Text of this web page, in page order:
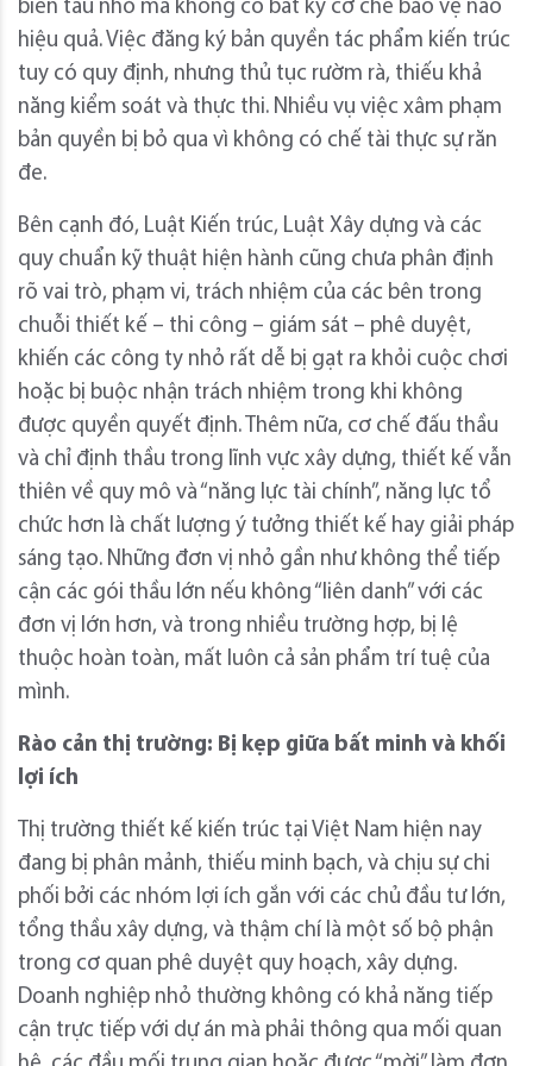
biến tấu nhỏ mà không có bất kỳ cơ chế bảo vệ nào
hiệu quả. Việc đăng ký bản quyền tác phẩm kiến trúc
tuy có quy định, nhưng thủ tục rườm rà, thiếu khả
năng kiểm soát và thực thi. Nhiều vụ việc xâm phạm
bản quyền bị bỏ qua vì không có chế tài thực sự răn
đe.
Bên cạnh đó, Luật Kiến trúc, Luật Xây dựng và các
quy chuẩn kỹ thuật hiện hành cũng chưa phân định
rõ vai trò, phạm vi, trách nhiệm của các bên trong
chuỗi thiết kế – thi công – giám sát – phê duyệt,
khiến các công ty nhỏ rất dễ bị gạt ra khỏi cuộc chơi
hoặc bị buộc nhận trách nhiệm trong khi không
được quyền quyết định. Thêm nữa, cơ chế đấu thầu
và chỉ định thầu trong lĩnh vực xây dựng, thiết kế vẫn
thiên về quy mô và “năng lực tài chính”, năng lực tổ
chức hơn là chất lượng ý tưởng thiết kế hay giải pháp
sáng tạo. Những đơn vị nhỏ gần như không thể tiếp
cận các gói thầu lớn nếu không “liên danh” với các
đơn vị lớn hơn, và trong nhiều trường hợp, bị lệ
thuộc hoàn toàn, mất luôn cả sản phẩm trí tuệ của
mình.
Rào cản thị trường: Bị kẹp giữa bất minh và khối
lợi ích
Thị trường thiết kế kiến trúc tại Việt Nam hiện nay
đang bị phân mảnh, thiếu minh bạch, và chịu sự chi
phối bởi các nhóm lợi ích gắn với các chủ đầu tư lớn,
tổng thầu xây dựng, và thậm chí là một số bộ phận
trong cơ quan phê duyệt quy hoạch, xây dựng.
Doanh nghiệp nhỏ thường không có khả năng tiếp
cận trực tiếp với dự án mà phải thông qua mối quan